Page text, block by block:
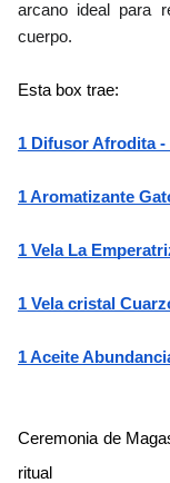
arcano ideal para
cuerpo.
Esta box trae:
1 Difusor Afrodita -
1 Aromatizante
1 Vela La
1 Vela cristal
1 Aceite
Ceremonia de
ritual